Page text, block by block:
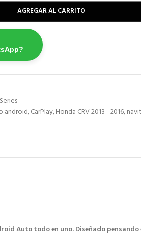
AGREGAR AL CARRITO
android,CarPlay,Honda CRV 2013 - 2016,
Auto todo en uno. Diseñado